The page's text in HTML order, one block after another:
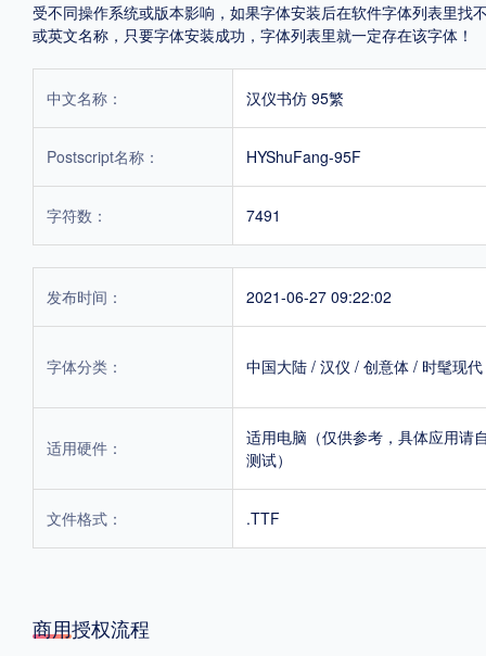
受不同操作系统或版本影响，如果字体安装后在软件字体列表里
或英文名称，只要字体安装成功，字体列表里就一定存在该字体！
中文名称： 汉仪书仿 95繁
Postscript名称： HYShuFang-95F
字符数： 7491
发布时间： 2021-06-27 09:22:02
字体分类： 中国大陆 / 汉仪 / 创意体 / 时髦现代
适用硬件：
适用电脑（仅供参考，具体应用请
测试）
文件格式： .TTF
商用授权流程